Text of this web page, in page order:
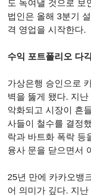
도 녹여낼 것으로 보
법인은 올해 3분기
격 영업을 시작한다.
수익 포트폴리오 다
가상은행 승인으로
벽을 뚫게 됐다. 지난
악화되고 시장이 흔
사들이 철수를 결정
락과 바트화 폭락 등
융사 문을 닫으면서
25년 만에 카카오뱅
어 의미가 깊다. 지